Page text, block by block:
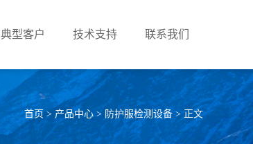
典型客户 技术支持 联系我们
0532-84811635
首页> 产品中心 > 防护服检测设备> 正文